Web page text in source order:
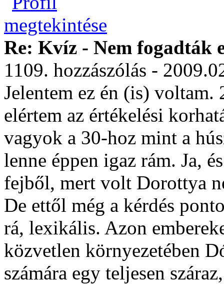
Re: Kvíz - Nem fogadták
1109. hozzászólás -
Jelentem ez én (is)
elértem az értékelési
vagyok a 30-hoz mint a
lenne éppen igaz rám. Ja,
fejből, mert volt Dorottya
De ettől még a kérdés
rá, lexikális. Azon
közvetlen környezetében
számára egy teljesen